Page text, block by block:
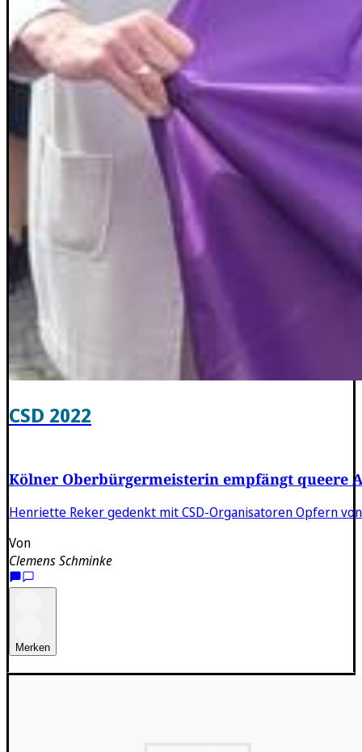
CSD 2022
Kölner Oberbürgermeisterin empfängt queere
Henriette Reker gedenkt mit CSD-Organisatoren Opfern von
Von
Clemens Schminke
Merken